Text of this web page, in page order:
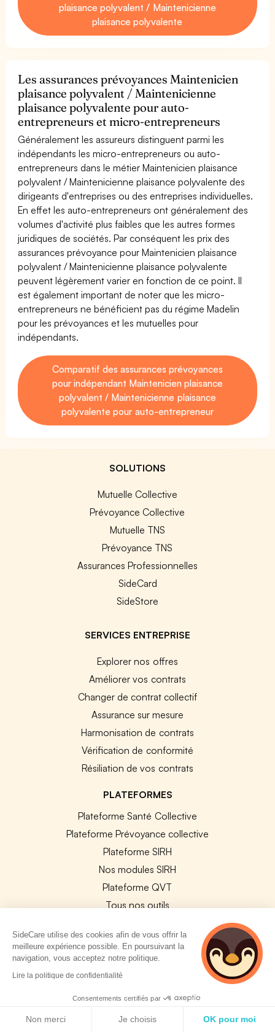
plaisance polyvalent / Maintenicienne
plaisance polyvalente
Les assurances prévoyances Maintenicien
plaisance polyvalent / Maintenicienne
plaisance polyvalente pour auto-
entrepreneurs et micro-entrepreneurs
Généralement les assureurs distinguent parmi les
indépendants les micro-entrepreneurs ou auto-
entrepreneurs dans le métier Maintenicien plaisance
polyvalent / Maintenicienne plaisance polyvalente des
dirigeants d'entreprises ou des entreprises individuelles.
En effet les auto-entrepreneurs ont généralement des
volumes d'activité plus faibles que les autres formes
juridiques de sociétés. Par conséquent les prix des
assurances prévoyance pour Maintenicien plaisance
polyvalent / Maintenicienne plaisance polyvalente
peuvent légèrement varier en fonction de ce point. Il
est également important de noter que les micro-
entrepreneurs ne bénéficient pas du régime Madelin
pour les prévoyances et les mutuelles pour
indépendants.
Comparatif des assurances prévoyances
pour indépendant Maintenicien plaisance
polyvalent / Maintenicienne plaisance
polyvalente pour auto-entrepreneur
SOLUTIONS
Mutuelle Collective
Prévoyance Collective
Mutuelle TNS
Prévoyance TNS
Assurances Professionnelles
SideCard
SideStore
SERVICES ENTREPRISE
Explorer nos offres
Améliorer vos contrats
Changer de contrat collectif
Assurance sur mesure
Harmonisation de contrats
Vérification de conformité
Résiliation de vos contrats
PLATEFORMES
Plateforme Santé Collective
Plateforme Prévoyance collective
Plateforme SIRH
Nos modules SIRH
Plateforme QVT
Tous nos outils
RESSOURCES RH
Notre Blog
Guides Entreprises
Les conventions collectives
SideCare utilise des cookies afin de vous offrir la
meilleure expérience possible. En poursuivant la
navigation, vous acceptez notre politique.
Lire la politique de confidentialité
Consentements certifiés par
Non merci Je choisis OK pour moi
2 personnes
consultent
actuellement cette